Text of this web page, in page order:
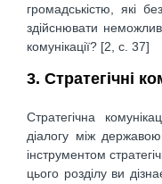
громадськістю, які
здійснювати
комунікації? [2, c. 37]
3. Стратегічні
Стратегічна
діалогу між
інструментом
цього розділу ви